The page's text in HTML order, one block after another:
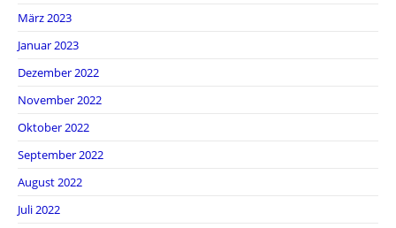
März 2023
Januar 2023
Dezember 2022
November 2022
Oktober 2022
September 2022
August 2022
Juli 2022